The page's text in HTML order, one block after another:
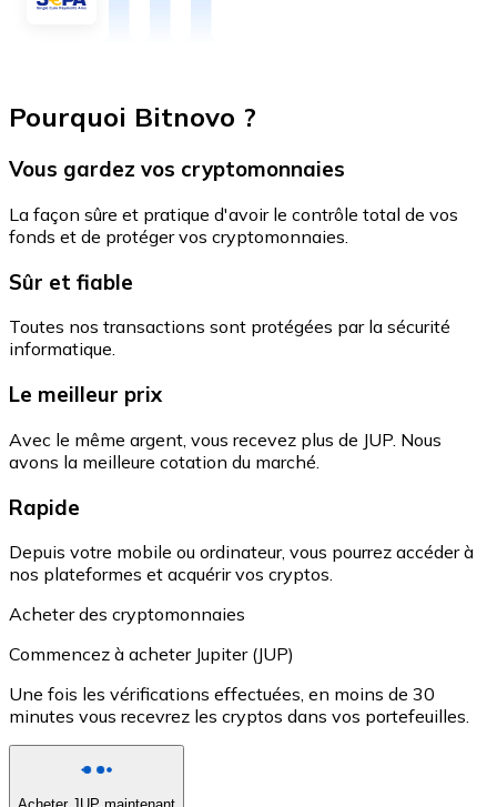
Pourquoi Bitnovo ?
Vous gardez vos cryptomonnaies
La façon sûre et pratique d'avoir le contrôle total de vos
fonds et de protéger vos cryptomonnaies.
Sûr et fiable
Toutes nos transactions sont protégées par la sécurité
informatique.
Le meilleur prix
Avec le même argent, vous recevez plus de JUP. Nous
avons la meilleure cotation du marché.
Rapide
Depuis votre mobile ou ordinateur, vous pourrez accéder à
nos plateformes et acquérir vos cryptos.
Acheter des cryptomonnaies
Commencez à acheter Jupiter (JUP)
Une fois les vérifications effectuées, en moins de 30
minutes vous recevrez les cryptos dans vos portefeuilles.